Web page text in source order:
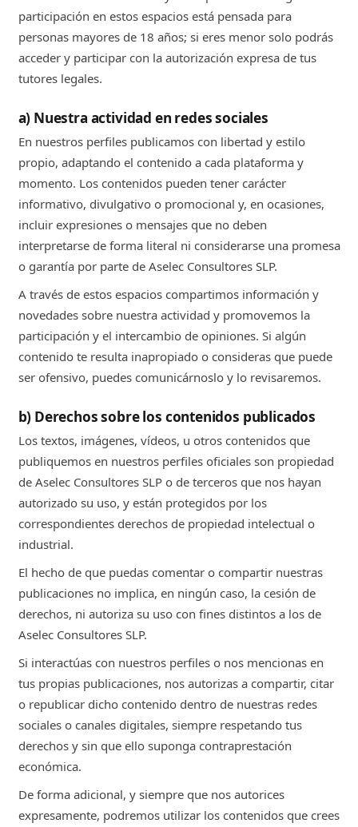
participación en estos espacios está pensada para
personas mayores de 18 años; si eres menor solo podrás
acceder y participar con la autorización expresa de tus
tutores legales.
a) Nuestra actividad en redes sociales
En nuestros perfiles publicamos con libertad y estilo
propio, adaptando el contenido a cada plataforma y
momento. Los contenidos pueden tener carácter
informativo, divulgativo o promocional y, en ocasiones,
incluir expresiones o mensajes que no deben
interpretarse de forma literal ni considerarse una promesa
o garantía por parte de Aselec Consultores SLP.
A través de estos espacios compartimos información y
novedades sobre nuestra actividad y promovemos la
participación y el intercambio de opiniones. Si algún
contenido te resulta inapropiado o consideras que puede
ser ofensivo, puedes comunicárnoslo y lo revisaremos.
b) Derechos sobre los contenidos publicados
Los textos, imágenes, vídeos, u otros contenidos que
publiquemos en nuestros perfiles oficiales son propiedad
de Aselec Consultores SLP o de terceros que nos hayan
autorizado su uso, y están protegidos por los
correspondientes derechos de propiedad intelectual o
industrial.
El hecho de que puedas comentar o compartir nuestras
publicaciones no implica, en ningún caso, la cesión de
derechos, ni autoriza su uso con fines distintos a los de
Aselec Consultores SLP.
Si interactúas con nuestros perfiles o nos mencionas en
tus propias publicaciones, nos autorizas a compartir, citar
o republicar dicho contenido dentro de nuestras redes
sociales o canales digitales, siempre respetando tus
derechos y sin que ello suponga contraprestación
económica.
De forma adicional, y siempre que nos autorices
expresamente, podremos utilizar los contenidos que crees